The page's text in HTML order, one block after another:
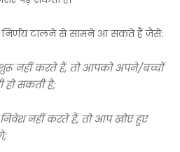
निर्णय टालने से सामने आ सकते हैं जैसे:
नहीं करते हैं, तो आपको अपने/बच्चों
सकती है;
नहीं करते हैं, तो आप खोए हुए